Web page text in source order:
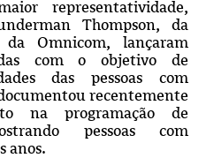
representatividade,
Thompson, da
Omnicom, lançaram
com o objetivo de
das pessoas com
recentemente
na programação de
pessoas com
anos.